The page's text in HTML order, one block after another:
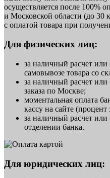
осуществляется после 100%
и Московской области (до
с оплатой товара при
Для физических лиц:
за наличный расчет или
самовывозе товара со
за наличный расчет или
заказа по Москве;
моментальная оплата
кассу на сайте (процент
за наличный расчет
отделении банка.
Для юридических лиц: